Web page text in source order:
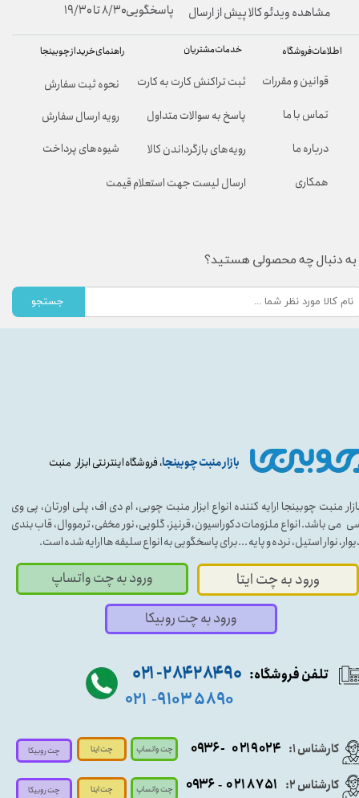
بازار منبت چوبینجا، فروشگاه اینترنتی ابزار منبت
منبت چوبینجا ارایه کننده انواع ابزار منبت چوبی، ام دی اف، پلی اورتان، پی وی
می باشد. انواع ملزومات دکوراسیون، قرنیز، گلویی، نور مخفی، ترمووال، قاب بندی
نوار استیل، نرده و پایه ...برای پاسخگویی به انواع سلیقه ها ارایه شده است.
کارشناس ۱: ۰۲۱۹۰۲۴ - ۰۹۳۶
ورود به چت ایتا ورود به چت واتساپ
تلفن فروشگاه: ۹۰ ۲۸۴ ۲۸۴- ۰۲۱
۵۸۹۰ ۹۱۰۳ -۰۲۱
کارشناس ۲: ۰۲۱۸۷۵۱ - ۰۹۳۶
ورود به چت روبیکا
چت واتساپ
چت واتساپ
چت ایتا
چت ایتا
چت روبیکا
چت روبیکا
راهنمای خرید از چوبینجا
نحوه ثبت سفارش
رویه ارسال سفارش
شیوه‌های پرداخت
خدمات مشتریان
ثبت تراکنش کارت به کارت
پاسخ به سوالات متداول
رویه‌های بازگرداندن کالا
ارسال لیست جهت استعلام قیمت
اطلاعات فروشگاه
قوانین و مقررات
تماس با ما
درباره ما
همکاری
به دنبال چه محصولی هستید؟
جستجو
پاسخگویی۸/۳۰ تا ۱۹/۳۰ مشاهده ویدئو کالا پیش از ارسال